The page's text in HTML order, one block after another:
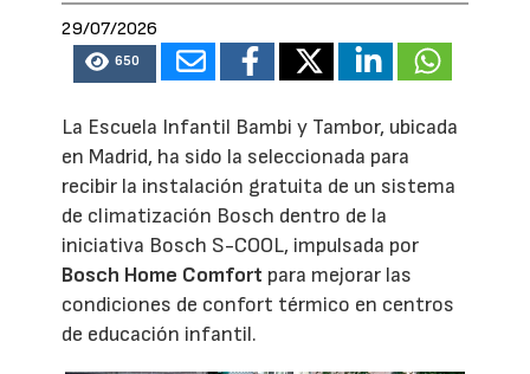
29/07/2026
650
La Escuela Infantil Bambi y Tambor, ubicada
en Madrid, ha sido la seleccionada para
recibir la instalación gratuita de un sistema
de climatización Bosch dentro de la
iniciativa Bosch S-COOL, impulsada por
Bosch Home Comfort para mejorar las
condiciones de confort térmico en centros
de educación infantil.